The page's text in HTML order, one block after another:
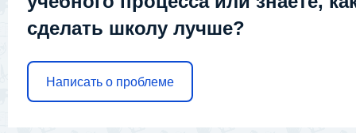
сделать школу лучше?
Написать о проблеме